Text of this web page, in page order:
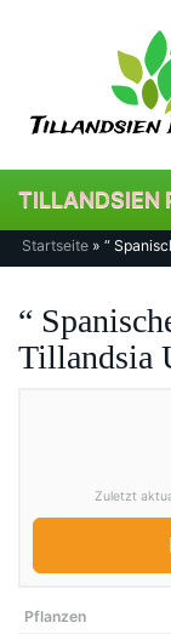
TILLANDSIEN
Startseite » “
“
Tillandsia
Zuletzt
Pflanzen